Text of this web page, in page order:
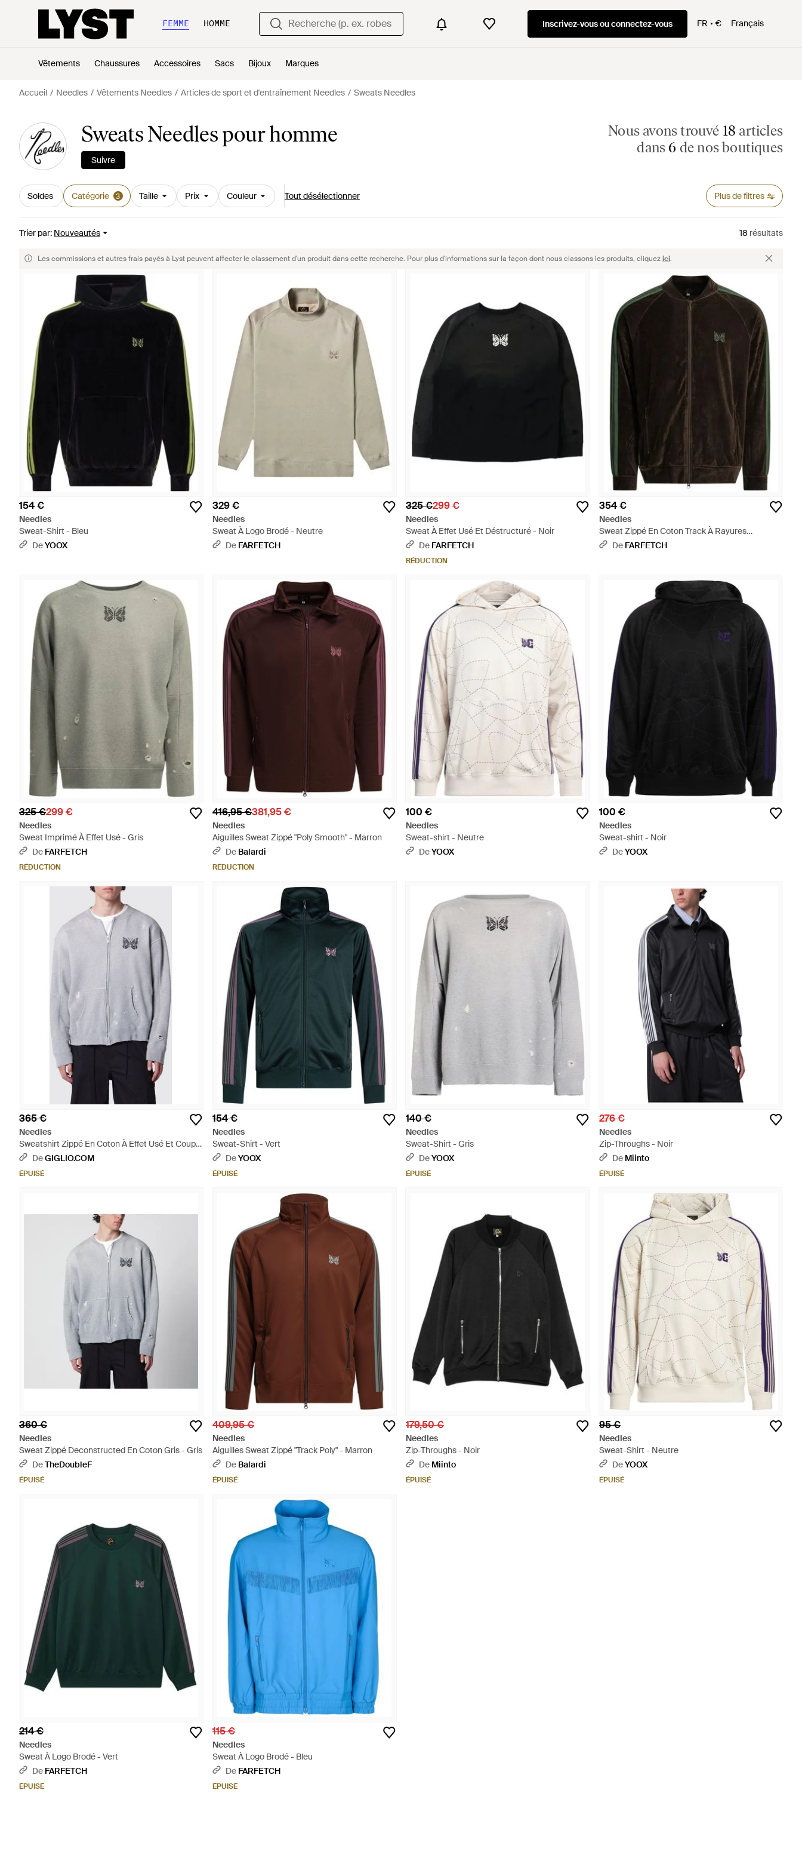
FEMME HOMME Inscrivez-vous ou connectez-vous FR € Français
Vêtements Chaussures Accessoires Sacs Bijoux Marques
Accueil Needles Vêtements Needles Articles de sport et d'entraînement Needles Sweats Needles
Sweats Needles pour homme
Suivre
Nous avons trouvé 18 articles
dans 6 de nos boutiques
Soldes Catégorie 3 Taille Prix Couleur Tout désélectionner Plus de filtres
Trier par: Nouveautés 18 résultats
Les commissions et autres frais payés à Lyst peuvent affecter le classement d'un produit dans cette recherche. Pour plus d'informations sur la façon dont nous classons les produits, cliquezici.
154 €
Needles
Sweat-Shirt - Bleu
DeYOOX
329 €
Needles
Sweat À Logo Brodé - Neutre
De FARFETCH
325 €299 €
Needles
Sweat À Effet Usé Et Déstructuré - Noir
De FARFETCH
RÉDUCTION
354 €
Needles
Sweat Zippé En Coton Track À Rayures
Latérales - Noir
De FARFETCH
325 €299 €
Needles
Sweat Imprimé À Effet Usé - Gris
De FARFETCH
RÉDUCTION
416,95 €381,95 €
Needles
Aiguilles Sweat Zippé "Poly Smooth" - Marron
De Balardi
RÉDUCTION
100 €
Needles
Sweat-shirt - Neutre
DeYOOX
100 €
Needles
Sweat-shirt - Noir
DeYOOX
365 €
Needles
Sweatshirt Zippé En Coton À Effet Usé Et Coupe
Décontractée - Gris
DeGIGLIO.COM
ÉPUISÉ
154 €
Needles
Sweat-Shirt - Vert
DeYOOX
ÉPUISÉ
140 €
Needles
Sweat-Shirt - Gris
DeYOOX
ÉPUISÉ
276 €
Needles
Zip-Throughs - Noir
De Miinto
ÉPUISÉ
360 €
Needles
Sweat Zippé Deconstructed En Coton Gris - Gris
DeTheDoubleF
ÉPUISÉ
409,95 €
Needles
Aiguilles Sweat Zippé "Track Poly" - Marron
De Balardi
ÉPUISÉ
179,50 €
Needles
Zip-Throughs - Noir
De Miinto
ÉPUISÉ
95 €
Needles
Sweat-Shirt - Neutre
DeYOOX
ÉPUISÉ
214 €
Needles
Sweat À Logo Brodé - Vert
De FARFETCH
ÉPUISÉ
115 €
Needles
Sweat À Logo Brodé - Bleu
De FARFETCH
ÉPUISÉ